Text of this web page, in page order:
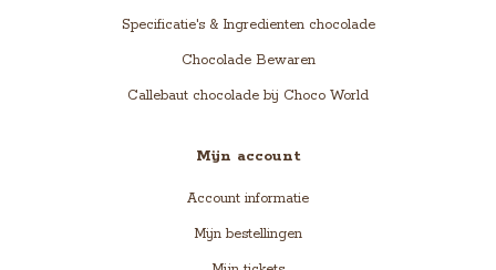
Specificatie's & Ingredienten chocolade
Chocolade Bewaren
Callebaut chocolade bij Choco World
Mijn account
Account informatie
Mijn bestellingen